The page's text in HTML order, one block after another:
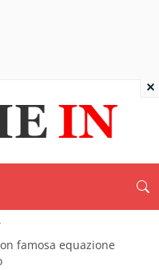
famosa equazione
×